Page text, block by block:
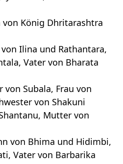
von König Dhritarashtra
von Ilina und Rathantara,
Vater von Bharata
von Subala, Frau von
von Shakuni
Mutter von
von Bhima und Hidimbi,
Vater von Barbarika